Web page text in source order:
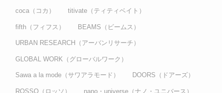
coca（コカ） titivate（ティティベイト）
fifth（フィフス） BEAMS（ビームス）
URBAN RESEARCH（アーバンリサーチ）
GLOBAL WORK（グローバルワーク）
Sawa a la mode（サワアラモード） DOORS（ドアーズ）
ROSSO（ロッソ） nano・universe（ナノ・ユニバース）